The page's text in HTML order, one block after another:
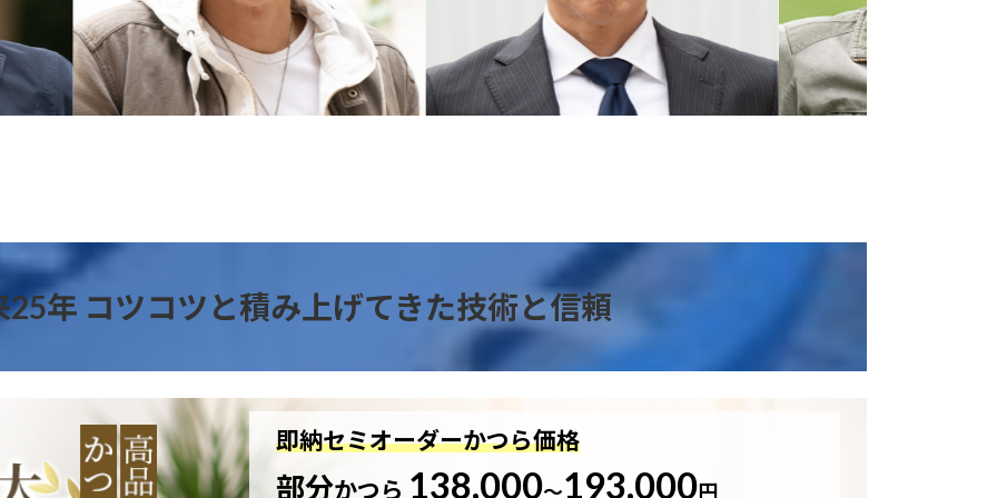
25年 コツコツと積み上げてきた技術と信頼
即納セミオーダーかつら価格
部分かつら 138,000～193,000円